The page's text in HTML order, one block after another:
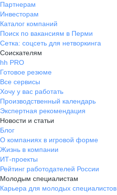
Партнерам
Инвесторам
Каталог компаний
Поиск по вакансиям в Перми
Сетка: соцсеть для нетворкинга
Соискателям
hh PRO
Готовое резюме
Все сервисы
Хочу у вас работать
Производственный календарь
Экспертная рекомендация
Новости и статьи
Блог
О компаниях в игровой форме
Жизнь в компании
ИТ-проекты
Рейтинг работодателей России
Молодым специалистам
Карьера для молодых специалистов